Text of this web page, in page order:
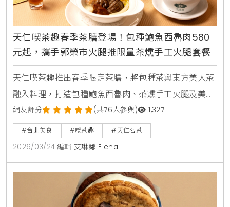
天仁喫茶趣春季茶膳登場！包種鮑魚西魯肉580
元起，攜手郭榮市火腿推限量茶燻手工火腿套餐
天仁喫茶趣推出春季限定茶膳，將包種茶與東方美人茶
融入料理，打造包種鮑魚西魯肉、茶燻手工火腿及美人
山海蔬香匯。搭配經典913雲朵蛋糕，提供充滿春季氣
息的台式茶香饗宴，是愛好茶食者的質感選擇。
網友評分 (共76人參與) 1,327
#台北美食 #喫茶趣 #天仁茗茶
2026/03/24 編輯 艾琳娜 Elena